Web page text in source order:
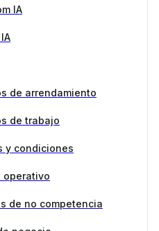
IA
de arrendamiento
de trabajo
y condiciones
operativo
de no competencia